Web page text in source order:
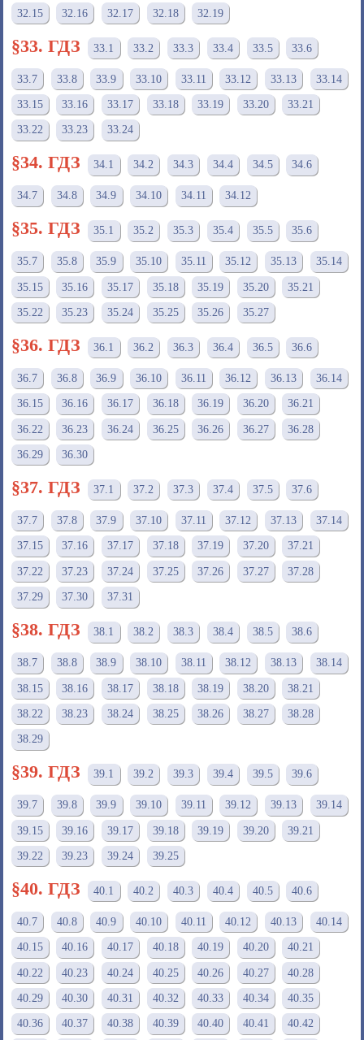
32.15 32.16 32.17 32.18 32.19
§33. ГДЗ 33.1 33.2 33.3 33.4 33.5 33.6
33.7 33.8 33.9 33.10 33.11 33.12 33.13 33.14
33.15 33.16 33.17 33.18 33.19 33.20 33.21
33.22 33.23 33.24
§34. ГДЗ 34.1 34.2 34.3 34.4 34.5 34.6
34.7 34.8 34.9 34.10 34.11 34.12
§35. ГДЗ 35.1 35.2 35.3 35.4 35.5 35.6
35.7 35.8 35.9 35.10 35.11 35.12 35.13 35.14
35.15 35.16 35.17 35.18 35.19 35.20 35.21
35.22 35.23 35.24 35.25 35.26 35.27
§36. ГДЗ 36.1 36.2 36.3 36.4 36.5 36.6
36.7 36.8 36.9 36.10 36.11 36.12 36.13 36.14
36.15 36.16 36.17 36.18 36.19 36.20 36.21
36.22 36.23 36.24 36.25 36.26 36.27 36.28
36.29 36.30
§37. ГДЗ 37.1 37.2 37.3 37.4 37.5 37.6
37.7 37.8 37.9 37.10 37.11 37.12 37.13 37.14
37.15 37.16 37.17 37.18 37.19 37.20 37.21
37.22 37.23 37.24 37.25 37.26 37.27 37.28
37.29 37.30 37.31
§38. ГДЗ 38.1 38.2 38.3 38.4 38.5 38.6
38.7 38.8 38.9 38.10 38.11 38.12 38.13 38.14
38.15 38.16 38.17 38.18 38.19 38.20 38.21
38.22 38.23 38.24 38.25 38.26 38.27 38.28
38.29
§39. ГДЗ 39.1 39.2 39.3 39.4 39.5 39.6
39.7 39.8 39.9 39.10 39.11 39.12 39.13 39.14
39.15 39.16 39.17 39.18 39.19 39.20 39.21
39.22 39.23 39.24 39.25
§40. ГДЗ 40.1 40.2 40.3 40.4 40.5 40.6
40.7 40.8 40.9 40.10 40.11 40.12 40.13 40.14
40.15 40.16 40.17 40.18 40.19 40.20 40.21
40.22 40.23 40.24 40.25 40.26 40.27 40.28
40.29 40.30 40.31 40.32 40.33 40.34 40.35
40.36 40.37 40.38 40.39 40.40 40.41 40.42